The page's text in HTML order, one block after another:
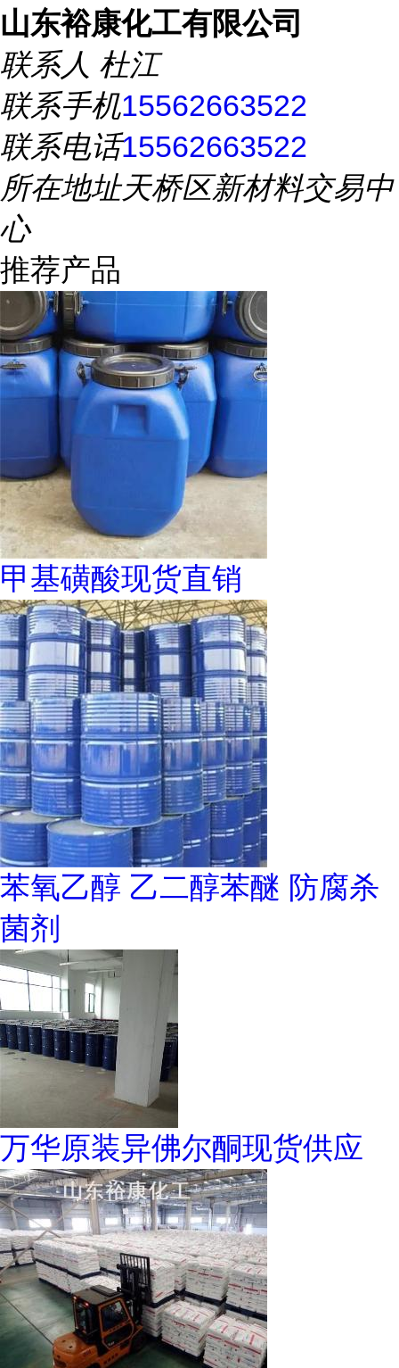
山东裕康化工有限公司
联系人 杜江
联系手机15562663522
联系电话15562663522
所在地址天桥区新材料交易中
心
推荐产品
甲基磺酸现货直销
苯氧乙醇 乙二醇苯醚 防腐杀
菌剂
万华原装异佛尔酮现货供应